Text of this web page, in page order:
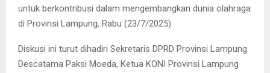
untuk berkontribusi dalam mengembangkan dunia olahraga
di Provinsi Lampung, Rabu (23/7/2025).
Diskusi ini turut dihadiri Sekretaris DPRD Provinsi Lampung
Descatama Paksi Moeda, Ketua KONI Provinsi Lampung